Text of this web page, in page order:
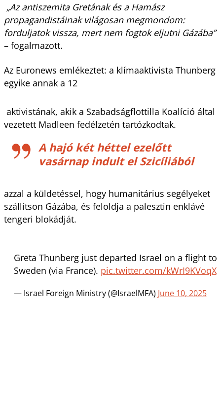
„Az antiszemita Gretának és a Hamász
propagandistáinak világosan megmondom:
forduljatok vissza, mert nem fogtok eljutni Gázába”
– fogalmazott.
Az Euronews emlékeztet: a klímaaktivista Thunberg
egyike annak a 12
aktivistának, akik a Szabadságflottilla Koalíció által
vezetett Madleen fedélzetén tartózkodtak.
A hajó két héttel ezelőtt
vasárnap indult el Szicíliából
azzal a küldetéssel, hogy humanitárius segélyeket
szállítson Gázába, és feloldja a palesztin enklávé
tengeri blokádját.
Greta Thunberg just departed Israel on a flight to
Sweden (via France). pic.twitter.com/kWrI9KVoqX
— Israel Foreign Ministry (@IsraelMFA) June 10, 2025